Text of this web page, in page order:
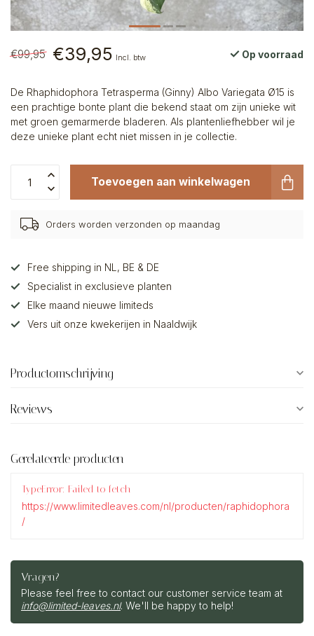
€99,95 €39,95 Incl. btw Op voorraad
De Rhaphidophora Tetrasperma (Ginny) Albo Variegata Ø15 is
een prachtige bonte plant die bekend staat om zijn unieke wit
met groen gemarmerde bladeren. Als plantenliefhebber wil je
deze unieke plant echt niet missen in je collectie.
Toevoegen aan winkelwagen
Orders worden verzonden op maandag
Free shipping in NL, BE & DE
Specialist in exclusieve planten
Elke maand nieuwe limiteds
Vers uit onze kwekerijen in Naaldwijk
Productomschrijving
Reviews
Gerelateerde producten
TypeError: Failed to fetch
https://www.limitedleaves.com/nl/producten/raphidophora
/
Vragen?
Please feel free to contact our customer service team at
info@limited-leaves.nl. We'll be happy to help!